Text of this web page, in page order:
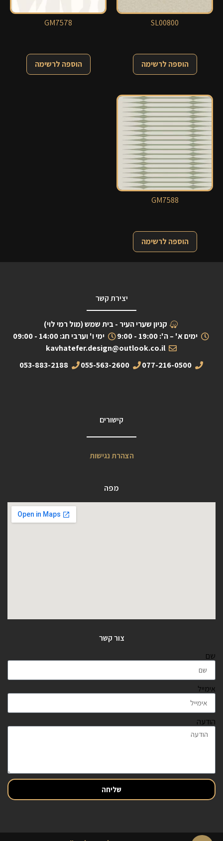
SL00800
הוספה לרשימה
GM7578
הוספה לרשימה
GM7588
הוספה לרשימה
יצירת קשר
קניון שערי העיר - בית שמש (מול רמי לוי)
ימים א' – ה': 19:00 - 9:00
ימי ו' וערבי חג: 14:00 - 09:00
kavhatefer.design@outlook.co.il
077-216-0500
055-563-2600
053-883-2188
קישורים
הצהרת נגישות
מפה
צור קשר
שם
אימייל
הודעה
שליחה